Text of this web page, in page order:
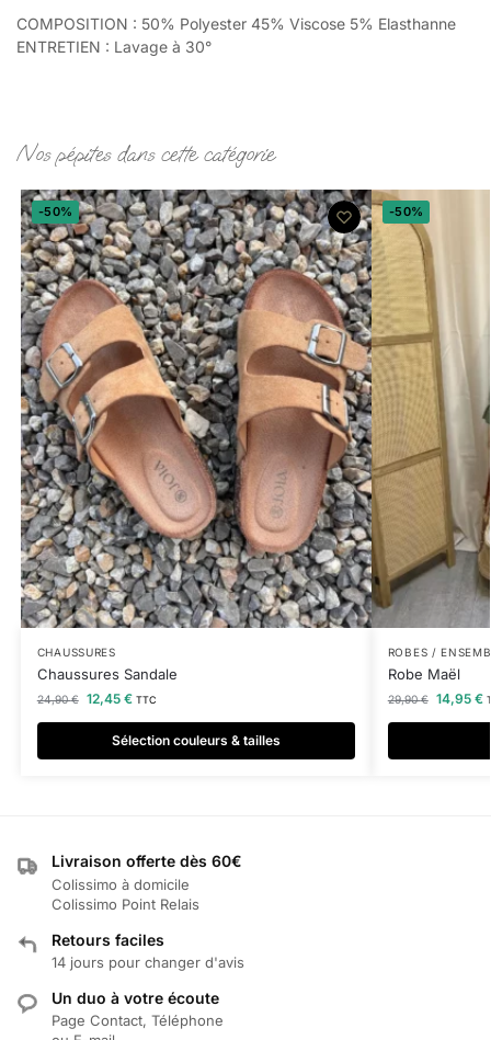
COMPOSITION : 50% Polyester 45% Viscose 5% Elasthanne
ENTRETIEN : Lavage à 30°
Nos pépites dans cette catégorie
-50%
CHAUSSURES
Chaussures Sandale
24,90€ 12,45 € TTC
Sélection couleurs & tailles
-50%
ROBES /
Robe Maël
29,90€ 14,95 €
Livraison offerte dès 60€
Colissimo à domicile
Colissimo Point Relais
Retours faciles
14 jours pour changer d'avis
Un duo à votre écoute
Page Contact, Téléphone